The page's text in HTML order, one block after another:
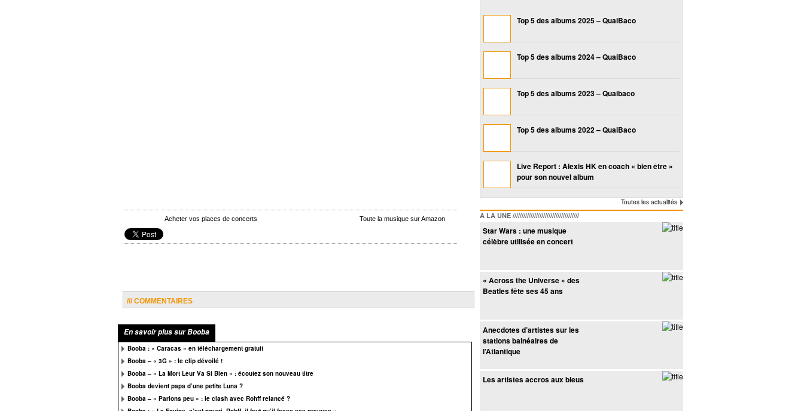
Acheter vos places de concerts Toute la musique sur Amazon
/// COMMENTAIRES
En savoir plus sur Booba
Booba : « Caracas » en téléchargement gratuit
Booba – « 3G » : le clip dévoilé !
Booba – « La Mort Leur Va Si Bien » : écoutez son nouveau titre
Booba devient papa d’une petite Luna ?
Booba – « Parlons peu » : le clash avec Rohff relancé ?
Top 5 des albums 2025 – QuaiBaco
Top 5 des albums 2024 – QuaiBaco
Top 5 des albums 2023 – Quaibaco
Top 5 des albums 2022 – QuaiBaco
Live Report : Alexis HK en coach « bien être »
pour son nouvel album
Toutes les actualités
A LA UNE /////////////////////////////////////
Star Wars : une musique
célèbre utilisée en concert
« Across the Universe » des
Beatles fête ses 45 ans
Anecdotes d’artistes sur les
stations balnéaires de
l’Atlantique
Les artistes accros aux bleus